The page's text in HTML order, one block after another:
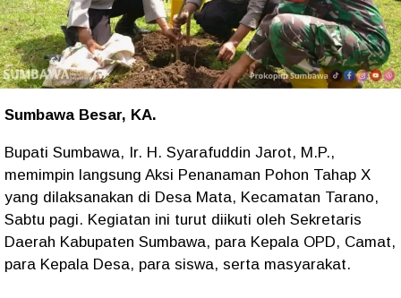
Sumbawa Besar, KA.
Bupati Sumbawa, Ir. H. Syarafuddin Jarot, M.P.,
memimpin langsung Aksi Penanaman Pohon Tahap X
yang dilaksanakan di Desa Mata, Kecamatan Tarano,
Sabtu pagi. Kegiatan ini turut diikuti oleh Sekretaris
Daerah Kabupaten Sumbawa, para Kepala OPD, Camat,
para Kepala Desa, para siswa, serta masyarakat.